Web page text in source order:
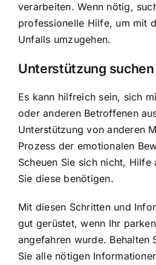
verarbeiten. Wenn nötig,
professionelle Hilfe, um mit
Unfalls umzugehen.
Unterstützung
Es kann hilfreich sein, sich
oder anderen Betroffenen
Unterstützung von anderen
Prozess der emotionalen
Scheuen Sie sich nicht, Hilfe
Sie diese benötigen.
Mit diesen Schritten und
gut gerüstet, wenn Ihr
angefahren wurde. Behalten
Sie alle nötigen